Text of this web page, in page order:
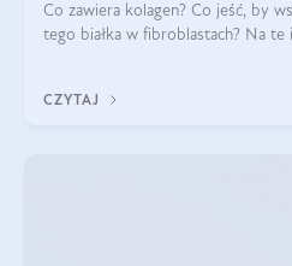
Co zawiera kolagen? Co jeść, by
tego białka w fibroblastach? Na te
CZYTAJ